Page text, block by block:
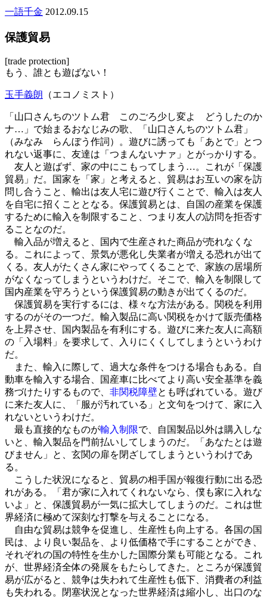
一語千金 2012.09.15
保護貿易
[trade protection]
もう、誰とも遊ばない！
玉手義朗 （エコノミスト）
「山口さんちのツトム君 このごろ少し変よ どうしたのか
ナ…」で始まるおなじみの歌、「山口さんちのツトム君」
（みなみ らんぼう作詞）。遊びに誘っても「あとで」とつ
れない返事に、友達は「つまんないナァ」とがっかりする。
友人と遊ばず、家の中にこもってしまう…。これが「保護
貿易」だ。国家を「家」と考えると、貿易はお互いの家を訪
問し合うこと、輸出は友人宅に遊び行くことで、輸入は友人
を自宅に招くこととなる。保護貿易とは、自国の産業を保護
するために輸入を制限すること、つまり友人の訪問を拒否す
ることなのだ。
輸入品が増えると、国内で生産された商品が売れなくな
る。これによって、景気が悪化し失業者が増える恐れが出て
くる。友人がたくさん家にやってくることで、家族の居場所
がなくなってしまうというわけだ。そこで、輸入を制限して
国内産業を守ろうという保護貿易の動きが出てくるのだ。
保護貿易を実行するには、様々な方法がある。関税を利用
するのがその一つだ。輸入製品に高い関税をかけて販売価格
を上昇させ、国内製品を有利にする。遊びに来た友人に高額
の「入場料」を要求して、入りにくくしてしまうというわけ
だ。
また、輸入に際して、過大な条件をつける場合もある。自
動車を輸入する場合、国産車に比べてより高い安全基準を義
務づけたりするもので、 非関税障壁とも呼ばれている。遊び
に来た友人に、「服が汚れている」と文句をつけて、家に入
れないというわけだ。
最も直接的なものが輸入制限で、自国製品以外は購入しな
いと、輸入製品を門前払いしてしまうのだ。「あなたとは遊
びません」と、玄関の扉を閉ざしてしまうというわけであ
る。
こうした状況になると、貿易の相手国が報復行動に出る恐
れがある。「君が家に入れてくれないなら、僕も家に入れな
いよ」と、保護貿易が一気に拡大してしまうのだ。これは世
界経済に極めて深刻な打撃を与えることになる。
自由な貿易は競争を促進し、生産性も向上する。各国の国
民は、より良い製品を、より低価格で手にすることができ、
それぞれの国の特性を生かした国際分業も可能となる。これ
が、世界経済全体の発展をもたらしてきた。ところが保護貿
易が広がると、競争は失われて生産性も低下、消費者の利益
も失われる。閉塞状況となった世界経済は縮小し、出口のな